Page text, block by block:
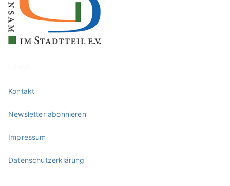
Kontakt
Newsletter abonnieren
Impressum
Datenschutzerklärung